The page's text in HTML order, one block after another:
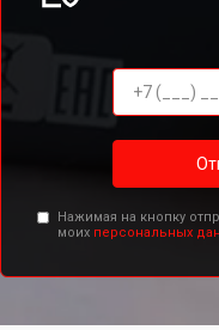
Нажимая на кнопку
моих персональных